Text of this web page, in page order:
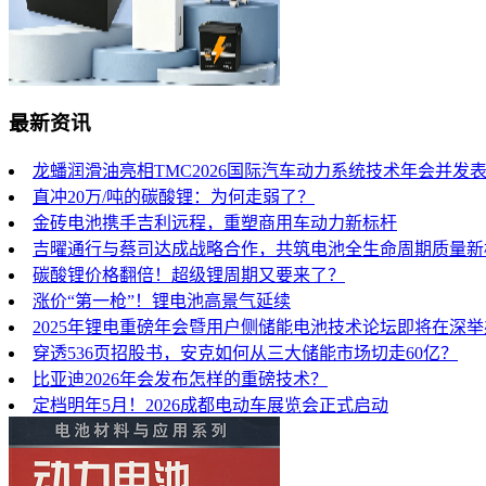
最新资讯
龙蟠润滑油亮相TMC2026国际汽车动力系统技术年会并发
直冲20万/吨的碳酸锂：为何走弱了？
金砖电池携手吉利远程，重塑商用车动力新标杆
吉曜通行与蔡司达成战略合作，共筑电池全生命周期质量
碳酸锂价格翻倍！超级锂周期又要来了？
涨价“第一枪”！锂电池高景气延续
2025年锂电重磅年会暨用户侧储能电池技术论坛即将在深举
穿透536页招股书，安克如何从三大储能市场切走60亿？
比亚迪2026年会发布怎样的重磅技术？
定档明年5月！2026成都电动车展览会正式启动